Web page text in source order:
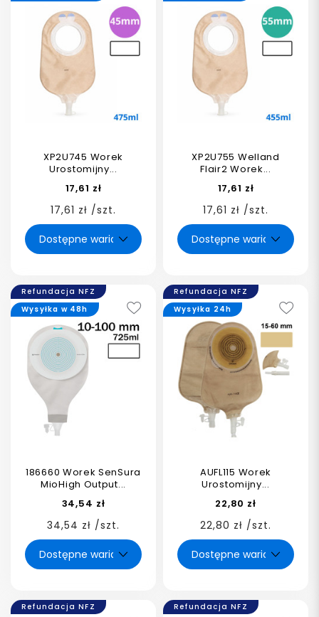
XP2U745 Worek
Urostomijny...
17,61 zł
17,61 zł /szt.
XP2U755 Welland
Flair2 Worek...
17,61 zł
17,61 zł /szt.
Refundacja NFZ
186660 Worek SenSura
MioHigh Output...
34,54 zł
34,54 zł /szt.
Wysyłka w 48h
Refundacja NFZ
AUFL115 Worek
Urostomijny...
22,80 zł
22,80 zł /szt.
Wysyłka 24h
Refundacja NFZ Refundacja NFZ